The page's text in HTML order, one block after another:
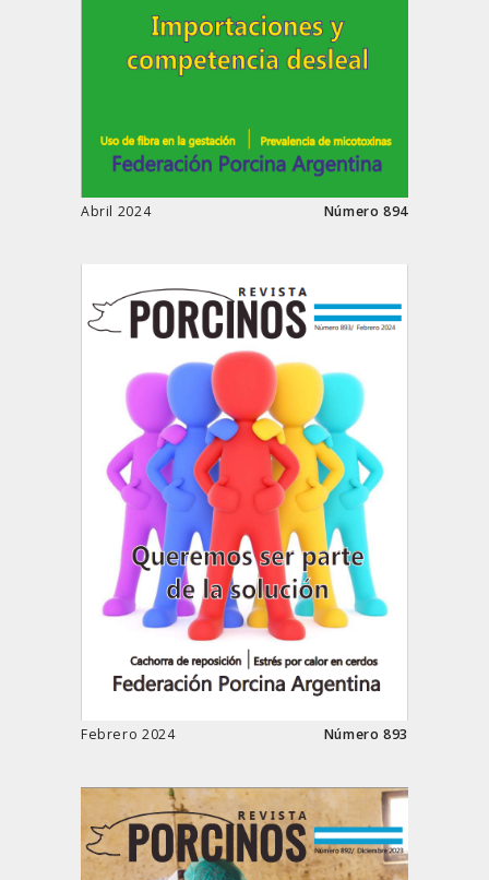
Abril 2024 Número 894
Febrero 2024 Número 893